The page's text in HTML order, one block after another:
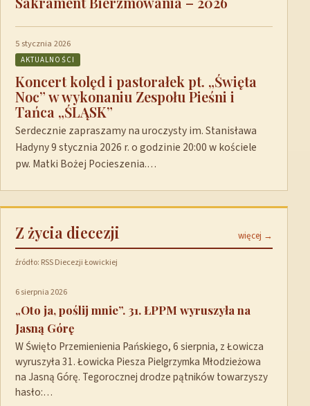
5 stycznia 2026
AKTUALNOŚCI
Koncert kolęd i pastorałek pt. „Święta
Noc” w wykonaniu Zespołu Pieśni i
Tańca „ŚLĄSK”
Serdecznie zapraszamy na uroczysty im. Stanisława
Hadyny 9 stycznia 2026 r. o godzinie 20:00 w kościele
pw. Matki Bożej Pocieszenia.…
Z życia diecezji więcej →
źródło: RSS Diecezji Łowickiej
6 sierpnia 2026
„Oto ja, poślij mnie”. 31. ŁPPM wyruszyła na
Jasną Górę
W Święto Przemienienia Pańskiego, 6 sierpnia, z Łowicza
wyruszyła 31. Łowicka Piesza Pielgrzymka Młodzieżowa
na Jasną Górę. Tegorocznej drodze pątników towarzyszy
hasło:…